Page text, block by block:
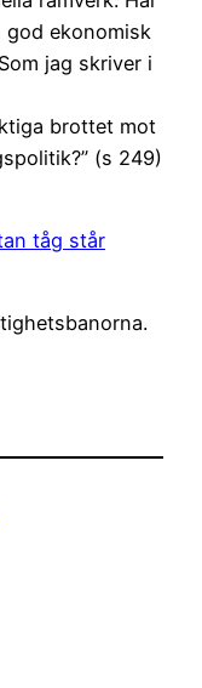
god ekonomisk
jag skriver i
brottet mot
(s 249)
tåg står